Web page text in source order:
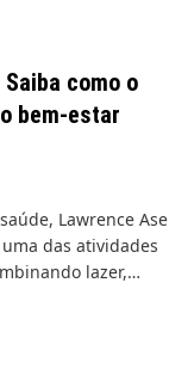
como o
bem-estar
Lawrence
das atividades
lazer,…